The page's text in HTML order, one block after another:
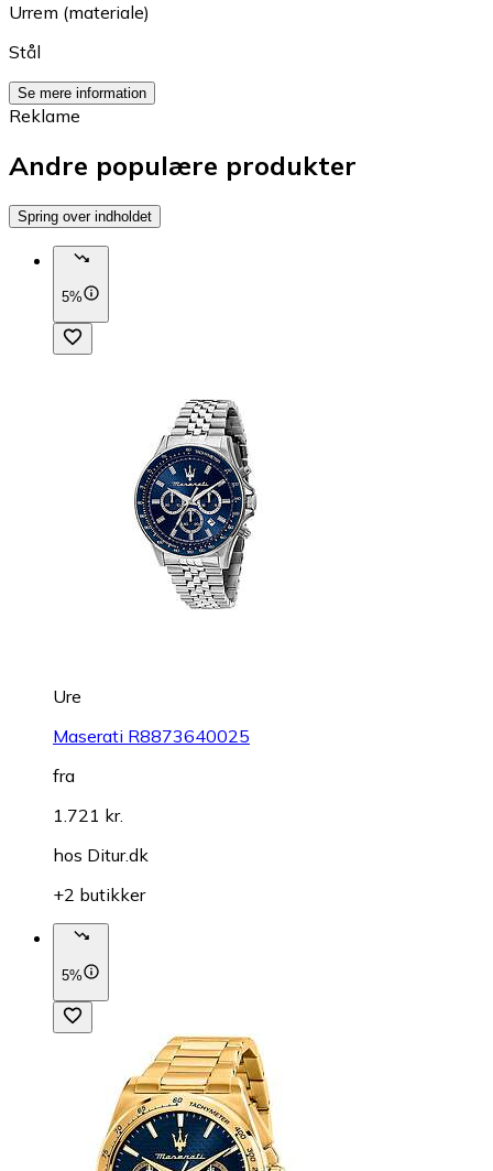
Urrem (materiale)
Stål
Se mere information
Reklame
Andre populære produkter
Spring over indholdet
5%
Ure
Maserati R8873640025
fra
1.721 kr.
hos Ditur.dk
+2 butikker
5%